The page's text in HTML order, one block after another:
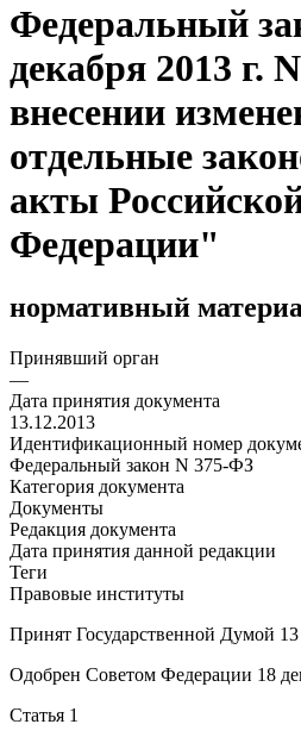
Федеральный
декабря 2013 г.
внесении
отдельные
акты
Федерации"
нормативный
Принявший орган
—
Дата принятия документа
13.12.2013
Идентификационный номер
Федеральный закон N 375-ФЗ
Категория документа
Документы
Редакция документа
Дата принятия данной редакции
Теги
Правовые институты
Принят Государственной Думой 13
Одобрен Советом Федерации 18
Статья 1